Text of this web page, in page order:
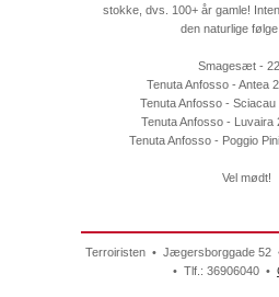
stokke, dvs. 100+ år gamle!
den naturlige
Smagesæt -
Tenuta Anfosso - Antea
Tenuta Anfosso - Sciacau
Tenuta Anfosso - Luvaira
Tenuta Anfosso - Poggio
Vel mødt!
Terroiristen • Jægersborggade 52
• Tlf.: 36906040 •